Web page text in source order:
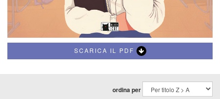
SCARICA IL PDF
ordina per